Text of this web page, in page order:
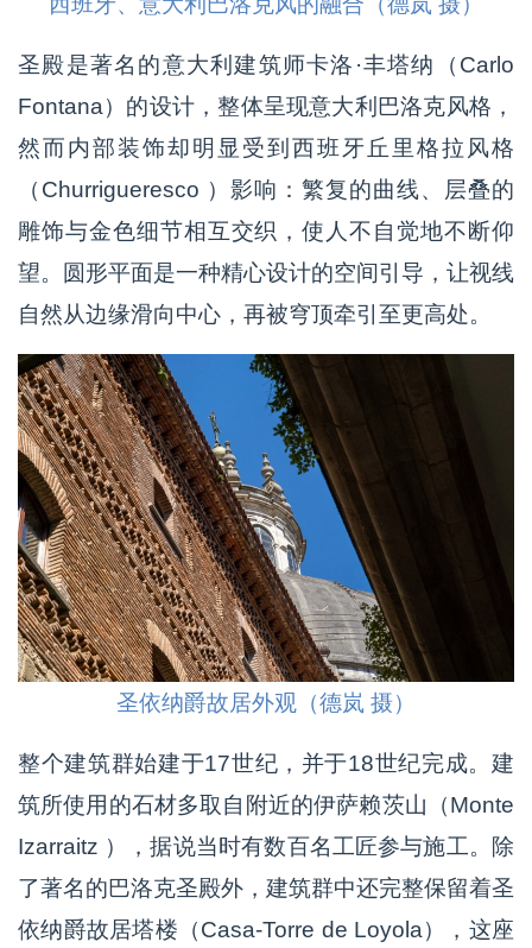
圣殿是著名的意大利建筑师卡洛·丰塔纳（Carlo
Fontana）的设计，整体呈现意大利巴洛克风格，
然而内部装饰却明显受到西班牙丘里格拉风格
（Churrigueresco ）影响：繁复的曲线、层叠的
雕饰与金色细节相互交织，使人不自觉地不断仰
望。圆形平面是一种精心设计的空间引导，让视线
自然从边缘滑向中心，再被穹顶牵引至更高处。
圣依纳爵故居外观（德岚 摄）
整个建筑群始建于17世纪，并于18世纪完成。建
筑所使用的石材多取自附近的伊萨赖茨山（Monte
Izarraitz ），据说当时有数百名工匠参与施工。除
了著名的巴洛克圣殿外，建筑群中还完整保留着圣
依纳爵故居塔楼（Casa-Torre de Loyola），这座